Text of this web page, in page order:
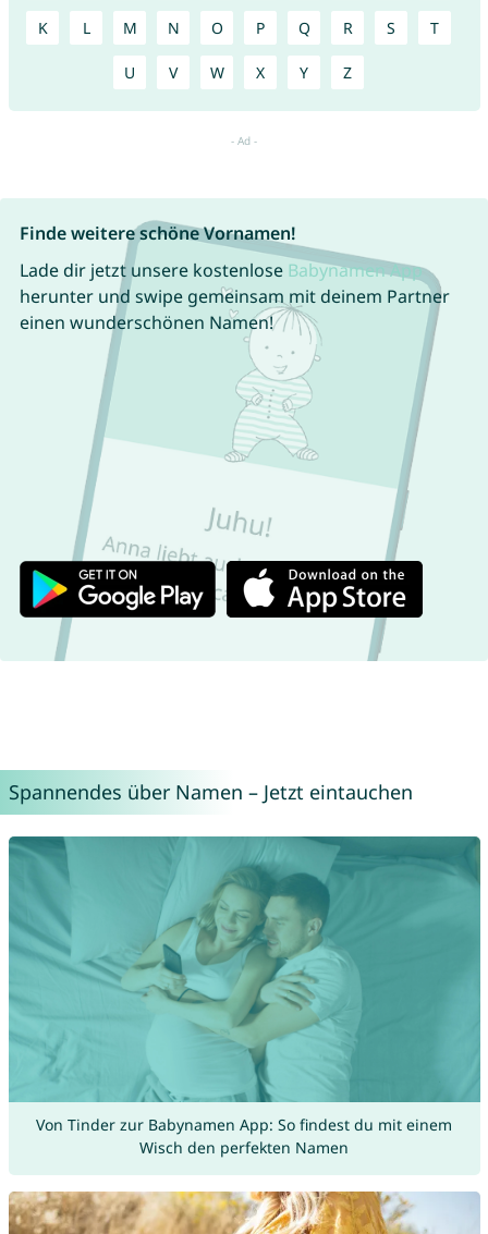
K L M N O P Q R S T
U V W X Y Z
Finde weitere schöne Vornamen!
Lade dir jetzt unsere kostenlose Babynamen App
herunter und swipe gemeinsam mit deinem Partner
einen wunderschönen Namen!
Spannendes über Namen – Jetzt eintauchen
Von Tinder zur Babynamen App: So findest du mit einem
Wisch den perfekten Namen